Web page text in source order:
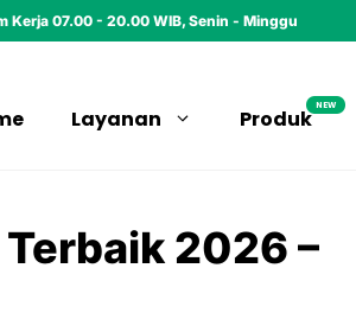
Kerja 07.00 - 20.00 WIB, Senin - Minggu
Layanan Produk
NEW
2026 –